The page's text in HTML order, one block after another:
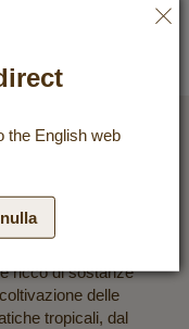
a massimo 72 ore
cocco
e in
di
ricco di sostanze
delle
tropicali, dal
the English web